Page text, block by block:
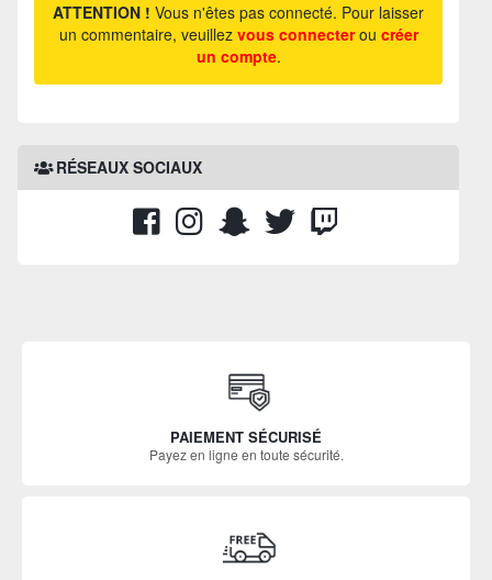
ATTENTION ! Vous n'êtes pas connecté. Pour laisser
un commentaire, veuillez vous connecterou créer
un compte.
RÉSEAUX SOCIAUX
PAIEMENT SÉCURISÉ
Payez en ligne en toute sécurité.